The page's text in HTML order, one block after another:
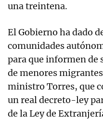
una treintena.
El Gobierno ha dado
comunidades
para que informen de
de menores
ministro Torres, que
un real decreto-ley
de la Ley de